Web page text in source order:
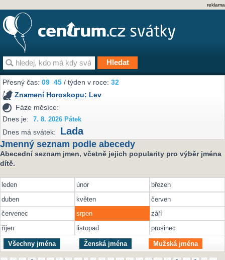
reklama
Přesný čas:09 45 / týden v roce:32
Znamení Horoskopu: Lev
Fáze měsíce:
Dnes je:
7. 8. 2026 Pátek
Dnes má svátek: Lada
Jmenný seznam podle abecedy
Abecední seznam jmen, včetně jejich popularity pro výběr jména
dítě.
leden únor
březen
duben
květen
červen
červenec
srpen
září
říjen
listopad prosinec
Všechny jména Ženská jména Mužská jména